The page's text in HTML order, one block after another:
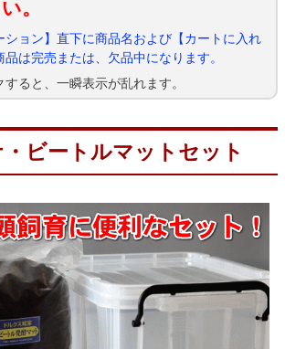
。
ション】直下に商品名および【カートに入れ
は完売または、欠品中になります。
ると、一瞬表示が乱れます。
ビートルマットセット